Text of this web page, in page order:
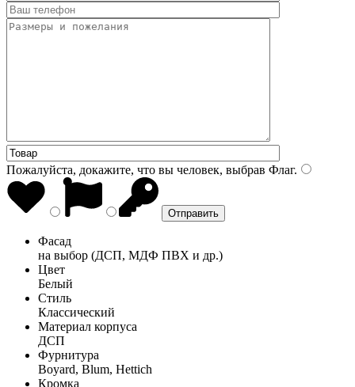
Пожалуйста, докажите, что вы человек, выбрав Флаг.
Фасад
на выбор (ДСП, МДФ ПВХ и др.)
Цвет
Белый
Стиль
Классический
Материал корпуса
ДСП
Фурнитура
Boyard, Blum, Hettich
Кромка